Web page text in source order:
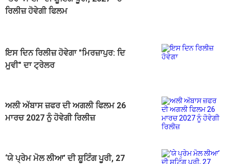
ਰਿਲੀਜ਼ ਹੋਵੇਗੀ ਫਿਲਮ
ਇਸ ਦਿਨ ਰਿਲੀਜ਼ ਹੋਵੇਗਾ "ਮਿਰਜ਼ਾਪੁਰ: ਦਿ
ਮੂਵੀ" ਦਾ ਟ੍ਰੇਲਰ
ਅਲੀ ਅੱਬਾਸ ਜ਼ਫਰ ਦੀ ਅਗਲੀ ਫਿਲਮ 26
ਮਾਰਚ 2027 ਨੂੰ ਹੋਵੇਗੀ ਰਿਲੀਜ਼
‘ਯੇ ਪ੍ਰੇਮ ਮੋਲ ਲੀਆ’ ਦੀ ਸ਼ੂਟਿੰਗ ਪੂਰੀ, 27